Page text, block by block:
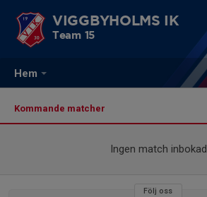
Hem
VIGGBYHOLMS IK
Team 15
Kommande matcher
Ingen match inbokad
Följ oss